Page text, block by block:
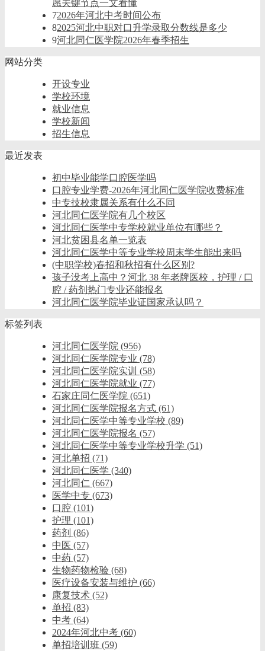
愿关键节点一文看懂
72026年河北中考时间公布
82025河北中职对口升学录取分数线是多少
9河北同仁医学院2026年春季招生
网站分类
开设专业
学校环境
就业信息
学校新闻
招生信息
最近发表
初中毕业能学口腔医学吗
口腔专业学费-2026年河北同仁医学院收费标准
中专技校隶属关系有什么不同
河北同仁医学院有几个校区
河北同仁医学中专学校就业单位有哪些？
河北贫困县名单一览表
河北同仁医学中等专业学校周末学生能出来吗
(中职学校)春招和秋招有什么区别?
孩子没考上高中？河北 38 年老牌医校，护理 / 口
腔 / 药剂热门专业还能报名
河北同仁医学院毕业证国家承认吗？
标签列表
河北同仁医学院 (956)
河北同仁医学院专业 (78)
河北同仁医学院实训 (58)
河北同仁医学院就业 (77)
石家庄同仁医学院 (651)
河北同仁医学院报名方式 (61)
河北同仁医学中等专业学校 (89)
河北同仁医学院报名 (57)
河北同仁医学中等专业学校升学 (51)
河北单招 (71)
河北同仁医学 (340)
河北同仁 (667)
医学中专 (673)
口腔 (101)
护理 (101)
药剂 (86)
中医 (57)
中药 (57)
生物药物检验 (68)
医疗设备安装与维护 (66)
康复技术 (52)
单招 (83)
中考 (64)
2024年河北中考 (60)
单招培训班 (59)